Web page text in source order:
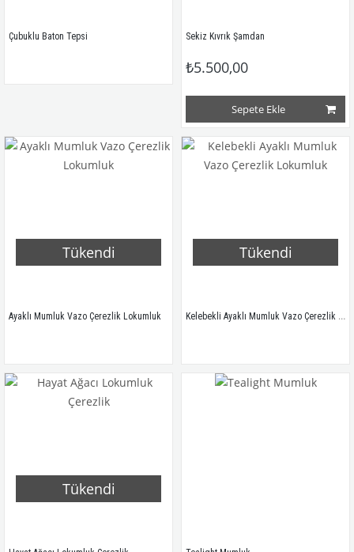
Çubuklu Baton Tepsi Sekiz Kıvrık Şamdan
₺5.500,00
Sepete Ekle
Tükendi
Ayaklı Mumluk Vazo Çerezlik Lokumluk
Tükendi
Kelebekli Ayaklı Mumluk Vazo Çerezlik Lokumluk
Tükendi